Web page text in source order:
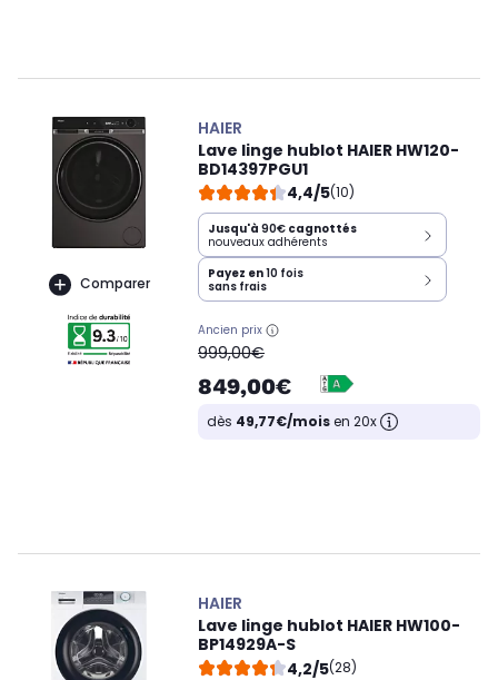
Comparer
HAIER
Lave linge hublot HAIER HW120-
BD14397PGU1
4,4/5(10)
Jusqu'à 90€ cagnottés
nouveaux adhérents
Payez en10 fois
sans frais
Ancien prix
oldPrice
999,00€
849,00€
dès 49,77€/moisen 20x
HAIER
Lave linge hublot HAIER HW100-
BP14929A-S
4,2/5(28)